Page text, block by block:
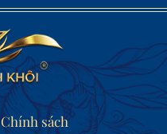
Chính sách